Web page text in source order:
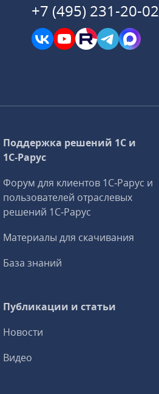
+7 (495) 231-20-02
Поддержка решений 1С и
1С‑Рарус
Форум для клиентов 1С‑Рарус и
пользователей отраслевых
решений 1С‑Рарус
Материалы для скачивания
База знаний
Публикации и статьи
Новости
Видео